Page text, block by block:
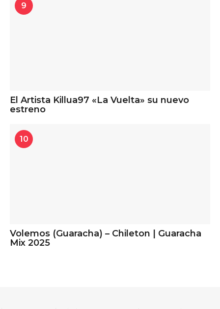
9
El Artista Killua97 «La Vuelta» su nuevo
estreno
10
Volemos (Guaracha) – Chileton | Guaracha
Mix 2025